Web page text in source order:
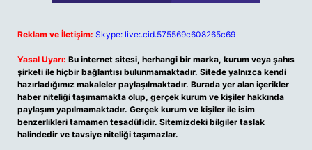
Reklam ve İletişim: Skype: live:.cid.575569c608265c69
Yasal Uyarı: Bu internet sitesi, herhangi bir marka, kurum veya şahıs
şirketi ile hiçbir bağlantısı bulunmamaktadır. Sitede yalnızca kendi
hazırladığımız makaleler paylaşılmaktadır. Burada yer alan içerikler
haber niteliği taşımamakta olup, gerçek kurum ve kişiler hakkında
paylaşım yapılmamaktadır. Gerçek kurum ve kişiler ile isim
benzerlikleri tamamen tesadüfidir. Sitemizdeki bilgiler taslak
halindedir ve tavsiye niteliği taşımazlar.